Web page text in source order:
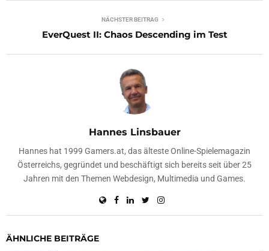
NÄCHSTER BEITRAG
EverQuest II: Chaos Descending im Test
Hannes Linsbauer
Hannes hat 1999 Gamers.at, das älteste Online-Spielemagazin
Österreichs, gegründet und beschäftigt sich bereits seit über 25
Jahren mit den Themen Webdesign, Multimedia und Games.
ÄHNLICHE BEITRÄGE